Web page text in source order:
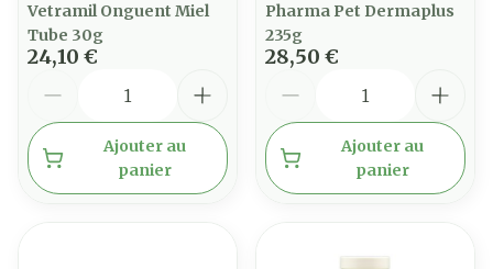
Vetramil Onguent Miel
Tube 30g
24,10 €
Ajouter au
panier
Pharma Pet Dermaplus
235g
28,50 €
Ajouter au
panier